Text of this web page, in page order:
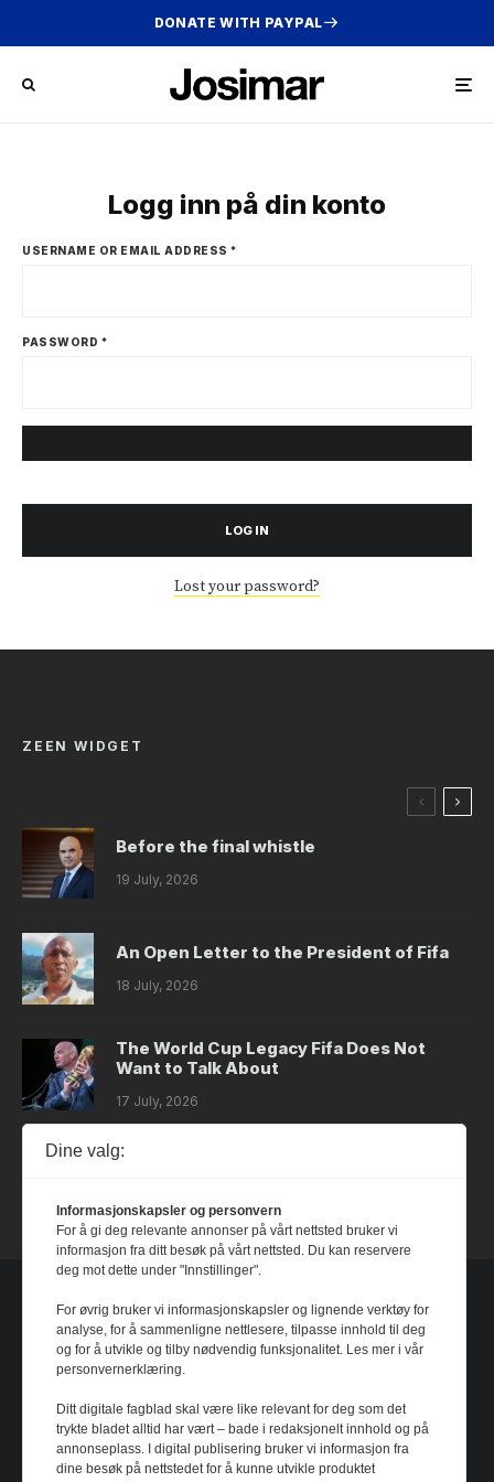
DONATE WITH PAYPAL
Logg inn på din konto
USERNAME OR EMAIL ADDRESS *
PASSWORD *
LOG IN
Lost your password?
ZEEN WIDGET
Before the final whistle
19 July, 2026
An Open Letter to the President of Fifa
18 July, 2026
The World Cup Legacy Fifa Does Not
Want to Talk About
17 July, 2026
Dystopia
Dine valg:
Informasjonskapsler og personvern
For å gi deg relevante annonser på vårt nettsted bruker vi
informasjon fra ditt besøk på vårt nettsted. Du kan reservere
deg mot dette under "Innstillinger".
For øvrig bruker vi informasjonskapsler og lignende verktøy for
analyse, for å sammenligne nettlesere, tilpasse innhold til deg
og for å utvikle og tilby nødvendig funksjonalitet. Les mer i vår
personvernerklæring.
Ditt digitale fagblad skal være like relevant for deg som det
trykte bladet alltid har vært – bade i redaksjonelt innhold og på
annonseplass. I digital publisering bruker vi informasjon fra
dine besøk på nettstedet for å kunne utvikle produktet